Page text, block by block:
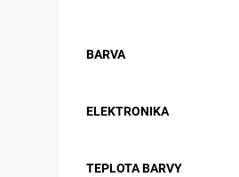
BARVA
ELEKTRONIKA
TEPLOTA BARVY